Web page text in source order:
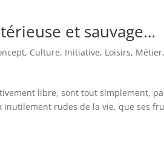
et sauvage…
, Culture, Initiative, Loisirs, Métier,
libre, sont tout simplement,
rudes de la vie, que ses